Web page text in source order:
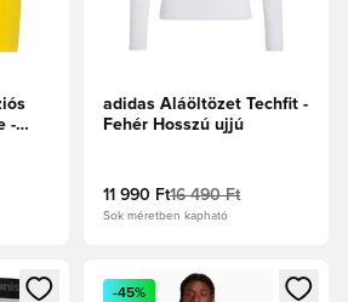
-
adidas Aláöltözet Techfit -
Fehér Hosszú ujjú
11 990 Ft16 490 Ft
Sok méretben kapható
a bejelentkezéshez vagy a tagként
Megnyit egy modált a
-45%